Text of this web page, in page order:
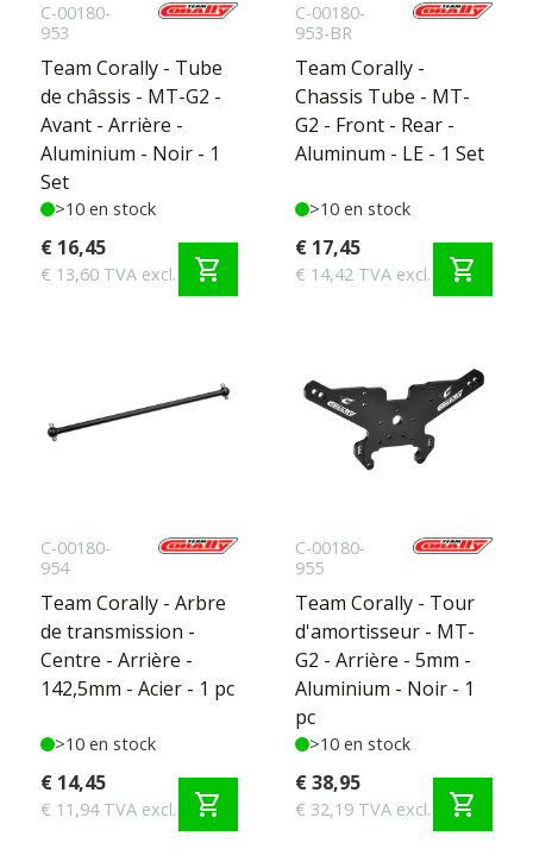
C-00180-
953
Team Corally - Tube
de châssis - MT-G2 -
Avant - Arrière -
Aluminium - Noir - 1
Set
>10 en stock
€ 16,45
€ 13,60 TVA excl. shopping_cart
C-00180-
953-BR
Team Corally -
Chassis Tube - MT-
G2 - Front - Rear -
Aluminum - LE - 1 Set
>10 en stock
€ 17,45
€ 14,42 TVA excl. shopping_cart
C-00180-
954
Team Corally - Arbre
de transmission -
Centre - Arrière -
142,5mm - Acier - 1 pc
>10 en stock
€ 14,45
€ 11,94 TVA excl. shopping_cart
C-00180-
955
Team Corally - Tour
d'amortisseur - MT-
G2 - Arrière - 5mm -
Aluminium - Noir - 1
pc
>10 en stock
€ 38,95
€ 32,19 TVA excl. shopping_cart